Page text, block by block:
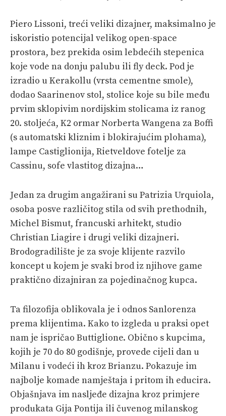
Piero Lissoni, treći veliki dizajner, maksimalno je
iskoristio potencijal velikog open-space
prostora, bez prekida osim lebdećih stepenica
koje vode na donju palubu ili fly deck. Pod je
izradio u Kerakollu (vrsta cementne smole),
dodao Saarinenov stol, stolice koje su bile među
prvim sklopivim nordijskim stolicama iz ranog
20. stoljeća, K2 ormar Norberta Wangena za Boffi
(s automatski kliznim i blokirajućim plohama),
lampe Castiglionija, Rietveldove fotelje za
Cassinu, sofe vlastitog dizajna…
Jedan za drugim angažirani su Patrizia Urquiola,
osoba posve različitog stila od svih prethodnih,
Michel Bismut, francuski arhitekt, studio
Christian Liagire i drugi veliki dizajneri.
Brodogradilište je za svoje klijente razvilo
koncept u kojem je svaki brod iz njihove game
praktično dizajniran za pojedinačnog kupca.
Ta filozofija oblikovala je i odnos Sanlorenza
prema klijentima. Kako to izgleda u praksi opet
nam je ispričao Buttiglione. Obično s kupcima,
kojih je 70 do 80 godišnje, provede cijeli dan u
Milanu i vodeći ih kroz Brianzu. Pokazuje im
najbolje komade namještaja i pritom ih educira.
Objašnjava im nasljeđe dizajna kroz primjere
produkata Gija Pontija ili čuvenog milanskog